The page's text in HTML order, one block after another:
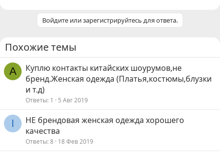
Войдите или зарегистрируйтесь для ответа.
Похожие темы
A
Куплю контакты китайских шоурумов,не
бренд.Женская одежда (Платья,костюмы,блузки
и т.д)
Ответы 1 5 Авг 2019
I
НЕ брендовая женская одежда хорошего
качества
Ответы 8 18 Фев 2019